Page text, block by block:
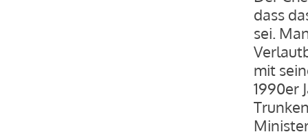
dass
sei.
mit
1990er